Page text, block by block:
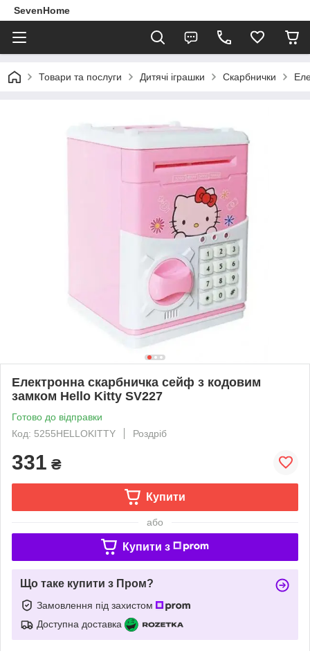
SevenHome
Товари та послуги Дитячі іграшки Скарбнички
Електронна скарбничка сейф з кодовим
замком Hello Kitty SV227
Готово до відправки
Код: 5255HELLOKITTY
Роздріб
331 ₴
Купити
або
Купити з
Що таке купити з Пром?
Замовлення під захистом
Доступна доставка